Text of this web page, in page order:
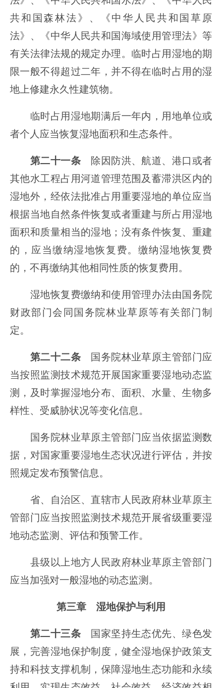
共和国森林法》、《中华人民共和国草原
法》、《中华人民共和国海域使用管理法》等
有关法律法规的规定办理。临时占用湿地的期
限一般不得超过二年，并不得在临时占用的湿
地上修建永久性建筑物。
临时占用湿地期满后一年内，用地单位或
者个人应当恢复湿地面积和生态条件。
第二十一条除因防洪、航道、港口或者
其他水工程占用河道管理范围及蓄滞洪区内的
湿地外，经依法批准占用重要湿地的单位应当
根据当地自然条件恢复或者重建与所占用湿地
面积和质量相当的湿地；没有条件恢复、重建
的，应当缴纳湿地恢复费。缴纳湿地恢复费
的，不再缴纳其他相同性质的恢复费用。
湿地恢复费缴纳和使用管理办法由国务院
财政部门会同国务院林业草原等有关部门制
定。
第二十二条国务院林业草原主管部门应
当按照监测技术规范开展国家重要湿地动态监
测，及时掌握湿地分布、面积、水量、生物多
样性、受威胁状况等变化信息。
国务院林业草原主管部门应当依据监测数
据，对国家重要湿地生态状况进行评估，并按
照规定发布预警信息。
省、自治区、直辖市人民政府林业草原主
管部门应当按照监测技术规范开展省级重要湿
地动态监测、评估和预警工作。
县级以上地方人民政府林业草原主管部门
应当加强对一般湿地的动态监测。
第三章 湿地保护与利用
第二十三条国家坚持生态优先、绿色发
展，完善湿地保护制度，健全湿地保护政策支
持和科技支撑机制，保障湿地生态功能和永续